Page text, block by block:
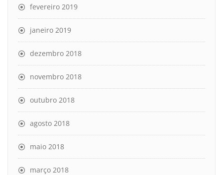
fevereiro 2019
janeiro 2019
dezembro 2018
novembro 2018
outubro 2018
agosto 2018
maio 2018
março 2018